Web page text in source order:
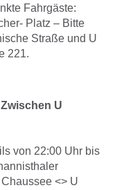
Fahrgäste:
Platz – Bitte
Straße und U
221.
U
von 22:00 Uhr bis
<> U